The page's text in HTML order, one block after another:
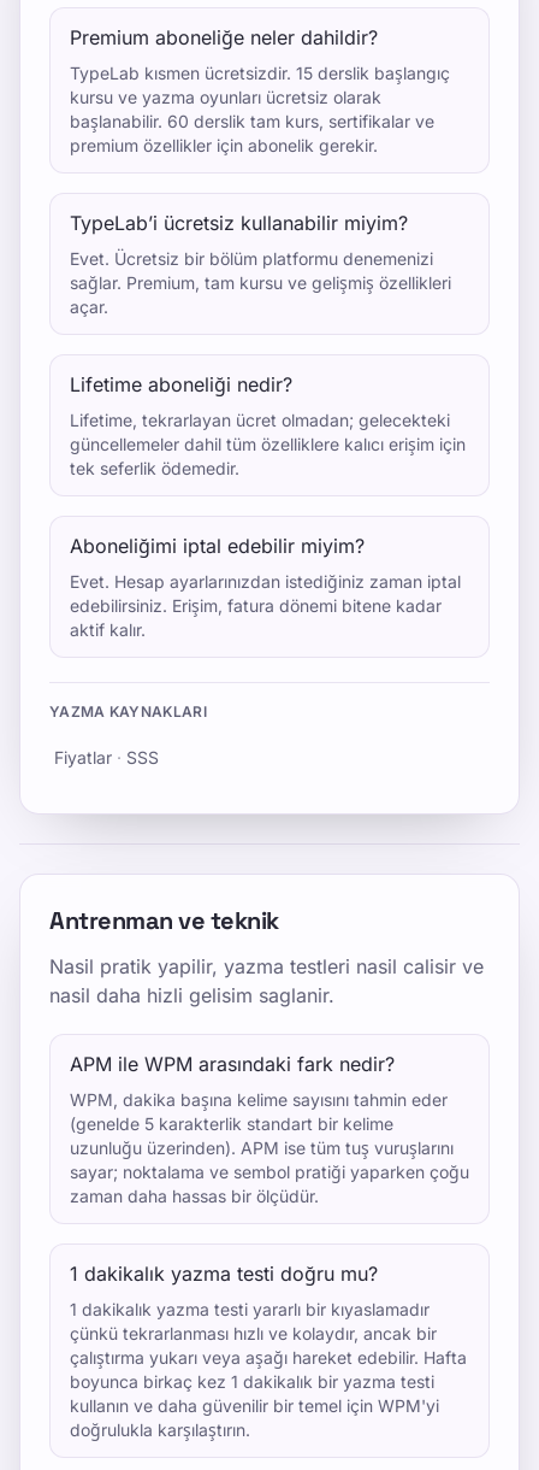
Premium aboneliğe neler dahildir?
TypeLab kısmen ücretsizdir. 15 derslik başlangıç
kursu ve yazma oyunları ücretsiz olarak
başlanabilir. 60 derslik tam kurs, sertifikalar ve
premium özellikler için abonelik gerekir.
TypeLab’i ücretsiz kullanabilir miyim?
Evet. Ücretsiz bir bölüm platformu denemenizi
sağlar. Premium, tam kursu ve gelişmiş özellikleri
açar.
Lifetime aboneliği nedir?
Lifetime, tekrarlayan ücret olmadan; gelecekteki
güncellemeler dahil tüm özelliklere kalıcı erişim için
tek seferlik ödemedir.
Aboneliğimi iptal edebilir miyim?
Evet. Hesap ayarlarınızdan istediğiniz zaman iptal
edebilirsiniz. Erişim, fatura dönemi bitene kadar
aktif kalır.
YAZMA KAYNAKLARI
Fiyatlar · SSS
Antrenman ve teknik
Nasil pratik yapilir, yazma testleri nasil calisir ve
nasil daha hizli gelisim saglanir.
APM ile WPM arasındaki fark nedir?
WPM, dakika başına kelime sayısını tahmin eder
(genelde 5 karakterlik standart bir kelime
uzunluğu üzerinden). APM ise tüm tuş vuruşlarını
sayar; noktalama ve sembol pratiği yaparken çoğu
zaman daha hassas bir ölçüdür.
1 dakikalık yazma testi doğru mu?
1 dakikalık yazma testi yararlı bir kıyaslamadır
çünkü tekrarlanması hızlı ve kolaydır, ancak bir
çalıştırma yukarı veya aşağı hareket edebilir. Hafta
boyunca birkaç kez 1 dakikalık bir yazma testi
kullanın ve daha güvenilir bir temel için WPM'yi
doğrulukla karşılaştırın.